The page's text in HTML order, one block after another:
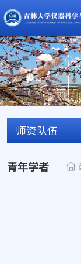
师资队伍
青年学者